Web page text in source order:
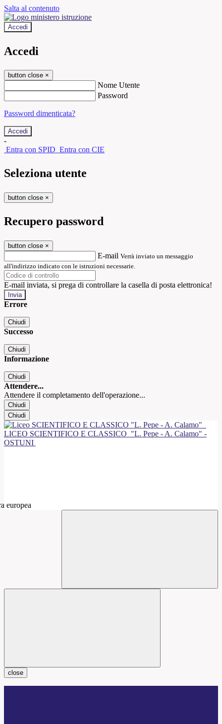
Salta al contenuto
Accedi
Accedi
button close ×
Nome Utente
Password
Password dimenticata?
-
Entra con SPID Entra con CIE
Seleziona utente
button close ×
Recupero password
button close ×
E-mail Verrà inviato un messaggio
all'indirizzo indicato con le istruzioni necessarie.
E-mail inviata, si prega di controllare la casella di posta elettronica!
Errore
Chiudi
Successo
Chiudi
Informazione
Chiudi
Attendere...
Attendere il completamento dell'operazione...
Chiudi
Chiudi
LICEO SCIENTIFICO E CLASSICO "L. Pepe - A. Calamo" -
OSTUNI
close